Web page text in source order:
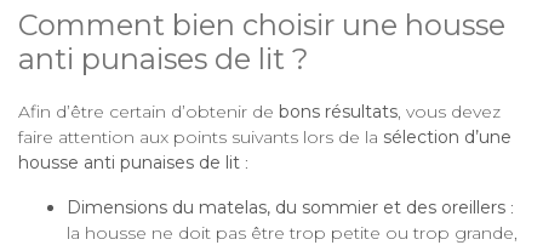
Comment bien choisir une housse
anti punaises de lit ?
Afin d’être certain d’obtenir de bons résultats, vous devez
faire attention aux points suivants lors de la sélection d’une
housse anti punaises de lit :
Dimensions du matelas, du sommier et des oreillers :
la housse ne doit pas être trop petite ou trop grande,